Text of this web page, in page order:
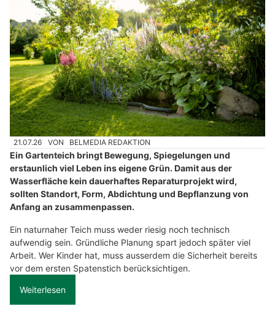
21.07.26 VON BELMEDIA REDAKTION
Ein Gartenteich bringt Bewegung, Spiegelungen und
erstaunlich viel Leben ins eigene Grün. Damit aus der
Wasserfläche kein dauerhaftes Reparaturprojekt wird,
sollten Standort, Form, Abdichtung und Bepflanzung von
Anfang an zusammenpassen.
Ein naturnaher Teich muss weder riesig noch technisch
aufwendig sein. Gründliche Planung spart jedoch später viel
Arbeit. Wer Kinder hat, muss ausserdem die Sicherheit bereits
vor dem ersten Spatenstich berücksichtigen.
Weiterlesen